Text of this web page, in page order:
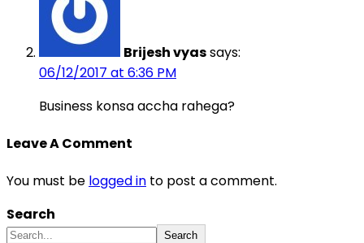
Brijesh vyassays:
06/12/2017 at 6:36 PM
Business konsa accha rahega?
Leave A Comment
You must be logged in to post a comment.
Search
Search